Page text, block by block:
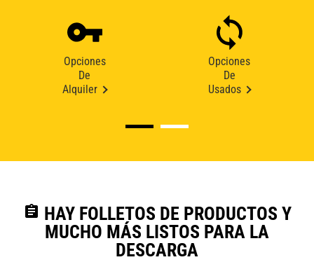
Opciones
De
Alquiler
Opciones
De
Usados
assignment HAY FOLLETOS DE PRODUCTOS Y
MUCHO MÁS LISTOS PARA LA
DESCARGA